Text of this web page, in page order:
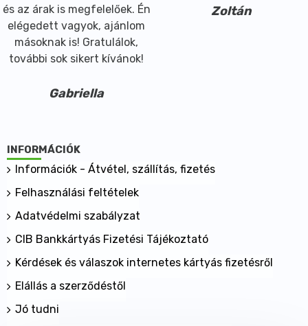
és az árak is megfelelőek. Én
elégedett vagyok, ajánlom
másoknak is! Gratulálok,
további sok sikert kívánok!
Gabriella
Zoltán
INFORMÁCIÓK
Információk - Átvétel, szállítás, fizetés
Felhasználási feltételek
Adatvédelmi szabályzat
CIB Bankkártyás Fizetési Tájékoztató
Kérdések és válaszok internetes kártyás fizetésről
Elállás a szerződéstől
Jó tudni